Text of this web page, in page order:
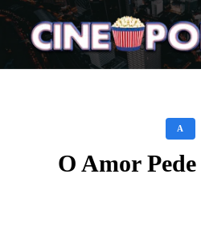
A
O Amor Pede